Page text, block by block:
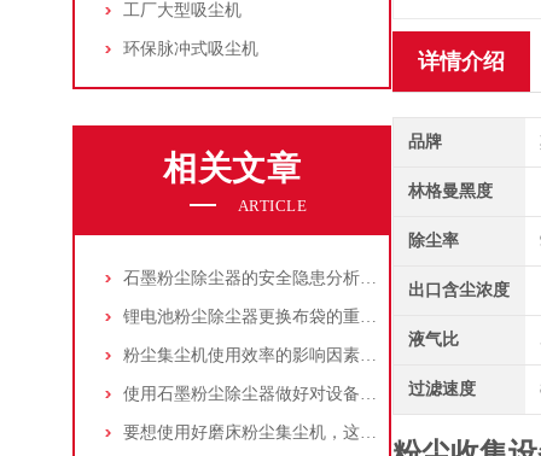
工厂大型吸尘机
环保脉冲式吸尘机
相关文章
ARTICLE
石墨粉尘除尘器的安全隐患分析及应对措施
锂电池粉尘除尘器更换布袋的重要性与方法
粉尘集尘机使用效率的影响因素及改进措施
使用石墨粉尘除尘器做好对设备的维护十分重要
要想使用好磨床粉尘集尘机，这些条件可不能少
详情介绍
品牌
林格曼黑度
除尘率
出口含尘浓度
液气比
过滤速度